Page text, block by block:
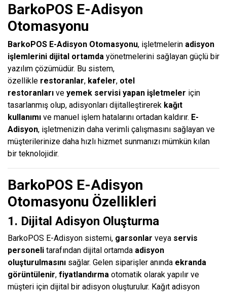
BarkoPOS E-Adisyon
Otomasyonu
BarkoPOS E-Adisyon Otomasyonu, işletmelerin adisyon
işlemlerini dijital ortamda yönetmelerini sağlayan güçlü bir
yazılım çözümüdür. Bu sistem,
özellikle restoranlar, kafeler, otel
restoranları ve yemek servisi yapan işletmeler için
tasarlanmış olup, adisyonları dijitalleştirerek kağıt
kullanımı ve manuel işlem hatalarını ortadan kaldırır. E-
Adisyon, işletmenizin daha verimli çalışmasını sağlayan ve
müşterilerinize daha hızlı hizmet sunmanızı mümkün kılan
bir teknolojidir.
BarkoPOS E-Adisyon
Otomasyonu Özellikleri
1. Dijital Adisyon Oluşturma
BarkoPOS E-Adisyon sistemi, garsonlar veya servis
personeli tarafından dijital ortamda adisyon
oluşturulmasını sağlar. Gelen siparişler anında ekranda
görüntülenir, fiyatlandırma otomatik olarak yapılır ve
müşteri için dijital bir adisyon oluşturulur. Kağıt adisyon